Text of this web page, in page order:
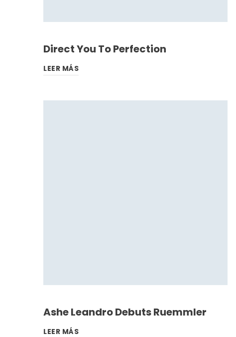
Direct You To Perfection
LEER MÁS
Ashe Leandro Debuts Ruemmler
LEER MÁS